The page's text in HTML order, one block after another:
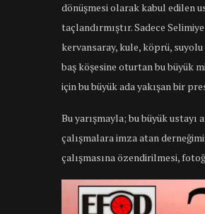
dönüşmesi olarak kabul edilen
taçlandırmıştır. Sadece
kervansaray, kule, köprü,
baş köşesine oturtan bu büyük
için bu büyük ada yakışan bir
Bu yarışmayla; bu büyük ustayı
çalışmalara imza atan
çalışmasına özendirilmesi,